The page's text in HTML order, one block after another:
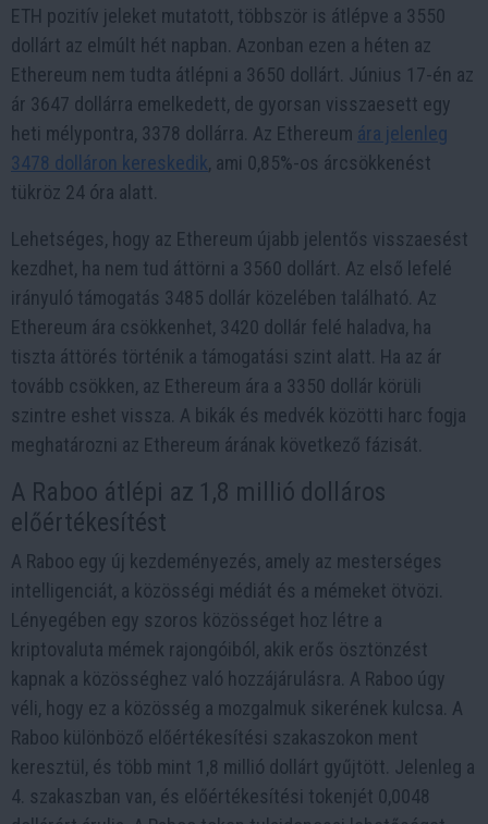
ETH pozitív jeleket mutatott, többször is átlépve a 3550
dollárt az elmúlt hét napban. Azonban ezen a héten az
Ethereum nem tudta átlépni a 3650 dollárt. Június 17-én az
ár 3647 dollárra emelkedett, de gyorsan visszaesett egy
heti mélypontra, 3378 dollárra. Az Ethereum ára jelenleg
3478 dolláron kereskedik, ami 0,85%-os árcsökkenést
tükröz 24 óra alatt.
Lehetséges, hogy az Ethereum újabb jelentős visszaesést
kezdhet, ha nem tud áttörni a 3560 dollárt. Az első lefelé
irányuló támogatás 3485 dollár közelében található. Az
Ethereum ára csökkenhet, 3420 dollár felé haladva, ha
tiszta áttörés történik a támogatási szint alatt. Ha az ár
tovább csökken, az Ethereum ára a 3350 dollár körüli
szintre eshet vissza. A bikák és medvék közötti harc fogja
meghatározni az Ethereum árának következő fázisát.
A Raboo átlépi az 1,8 millió dolláros
előértékesítést
A Raboo egy új kezdeményezés, amely az mesterséges
intelligenciát, a közösségi médiát és a mémeket ötvözi.
Lényegében egy szoros közösséget hoz létre a
kriptovaluta mémek rajongóiból, akik erős ösztönzést
kapnak a közösséghez való hozzájárulásra. A Raboo úgy
véli, hogy ez a közösség a mozgalmuk sikerének kulcsa. A
Raboo különböző előértékesítési szakaszokon ment
keresztül, és több mint 1,8 millió dollárt gyűjtött. Jelenleg a
4. szakaszban van, és előértékesítési tokenjét 0,0048